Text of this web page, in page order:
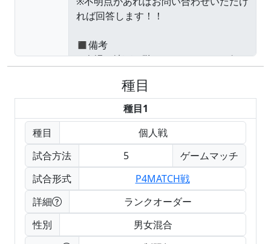
種目
種目1
種目
個人戦
試合方法
5
ゲームマッチ
試合形式
P4MATCH戦
詳細
ランクオーダー
性別
男女混合